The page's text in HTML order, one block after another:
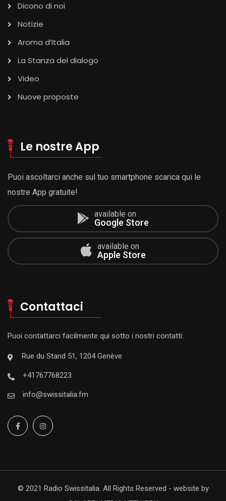
Dicono di noi
Notizie
Aroma d’Italia
La Stanza del dialogo
Video
Nuove proposte
Le nostre App
Puoi ascoltarci anche sul tuo smartphone scarica qui le
nostre App gratuite!
available on
Google Store
available on
Apple Store
Contattaci
Puoi contattarci facilmente qui sotto i nostri contatti:
Rue du Stand 51, 1204 Genève
+41767768223
info@swissitalia.fm
© 2021 Radio Swissitalia. All Rights Reserved - website by